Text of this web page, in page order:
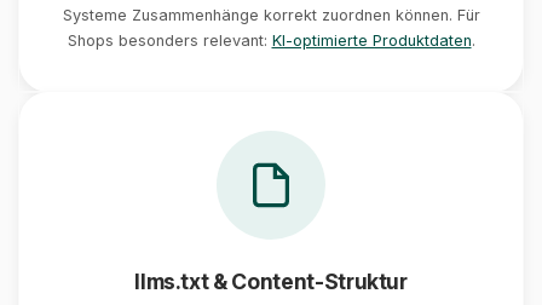
Systeme Zusammenhänge korrekt zuordnen können. Für
Shops besonders relevant: KI-optimierte Produktdaten.
llms.txt & Content-Struktur